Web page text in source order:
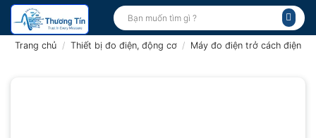
Bỏ
qua
Tìm
kiếm:
Trang chủ / Thiết bị đo điện, động cơ / Máy đo điện trở cách điện